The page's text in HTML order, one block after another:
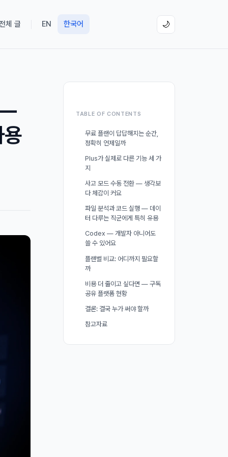
체 글 EN 한국어 🌙
—
TABLE OF CONTENTS
무료 플랜이 답답해지는 순간,
정확히 언제일까
Plus가 실제로 다른 기능 세 가
지
사고 모드 수동 전환 — 생각보
다 체감이 커요
파일 분석과 코드 실행 — 데이
터 다루는 직군에게 특히 유용
Codex — 개발자 아니어도
쓸 수 있어요
플랜별 비교: 어디까지 필요할
까
비용 더 줄이고 싶다면 — 구독
공유 플랫폼 현황
결론: 결국 누가 써야 할까
참고자료